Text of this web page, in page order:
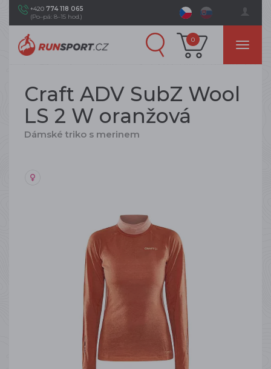
+420 774 118 065
(Po–pá: 8–15 hod.)
0
Craft ADV SubZ Wool
LS 2 W oranžová
Dámské triko s merinem